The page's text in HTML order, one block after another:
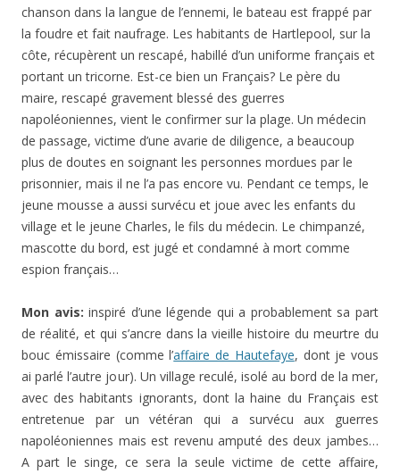
chanson dans la langue de l’ennemi, le bateau est frappé par
la foudre et fait naufrage. Les habitants de Hartlepool, sur la
côte, récupèrent un rescapé, habillé d’un uniforme français et
portant un tricorne. Est-ce bien un Français? Le père du
maire, rescapé gravement blessé des guerres
napoléoniennes, vient le confirmer sur la plage. Un médecin
de passage, victime d’une avarie de diligence, a beaucoup
plus de doutes en soignant les personnes mordues par le
prisonnier, mais il ne l’a pas encore vu. Pendant ce temps, le
jeune mousse a aussi survécu et joue avec les enfants du
village et le jeune Charles, le fils du médecin. Le chimpanzé,
mascotte du bord, est jugé et condamné à mort comme
espion français…
Mon avis: inspiré d’une légende qui a probablement sa part
de réalité, et qui s’ancre dans la vieille histoire du meurtre du
bouc émissaire (comme l’affaire de Hautefaye, dont je vous
ai parlé l’autre jour). Un village reculé, isolé au bord de la mer,
avec des habitants ignorants, dont la haine du Français est
entretenue par un vétéran qui a survécu aux guerres
napoléoniennes mais est revenu amputé des deux jambes…
A part le singe, ce sera la seule victime de cette affaire,